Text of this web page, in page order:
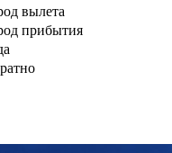
вылета
прибытия